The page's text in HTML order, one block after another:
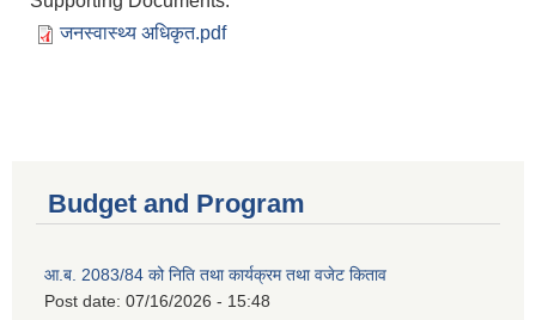
जनस्वास्थ्य अधिकृत.pdf
Budget and Program
आ.ब. 2083/84 को निति तथा कार्यक्रम तथा वजेट किताव
Post date: 07/16/2026 - 15:48